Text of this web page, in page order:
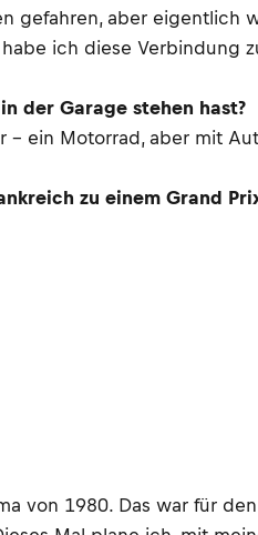
gefahren, aber
ich diese
der Garage stehen hast?
– ein Motorrad, aber mit
zu einem Grand
von 1980. Das war für